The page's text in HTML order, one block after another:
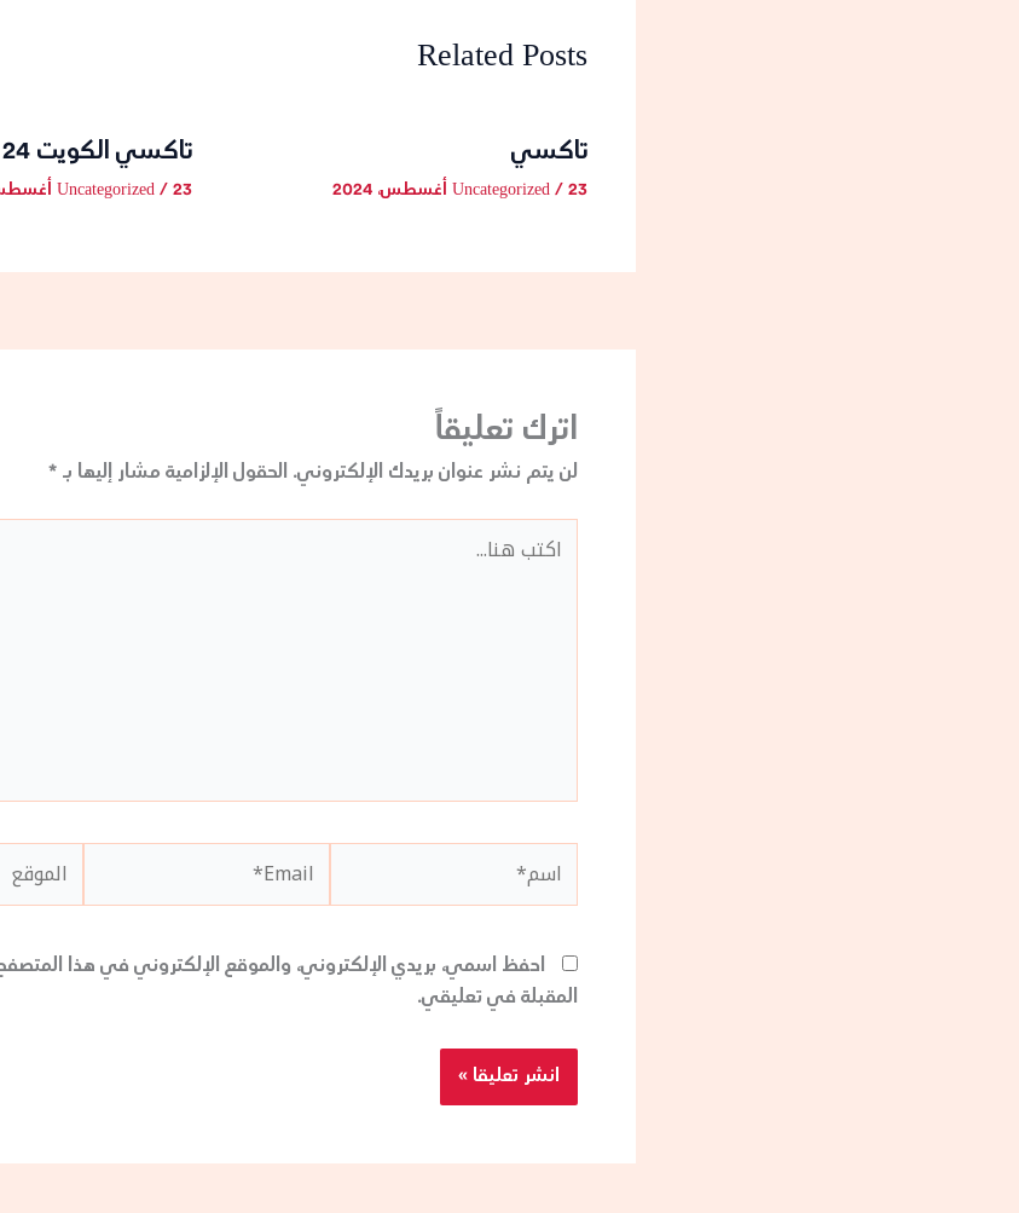
Related Posts
تاكسي
Uncategorized/23 أغسطس، 2024
تاكسي الكويت 24 ساعة
Uncategorized/23 أغسطس، 2024
اترك تعليقاً
لن يتم نشر عنوان بريدك الإلكتروني. الحقول الإلزامية مشار إليها بـ*
اكتب
هنا...
احفظ اسمي، بريدي الإلكتروني، والموقع الإلكتروني في هذا
المقبلة في تعليقي.